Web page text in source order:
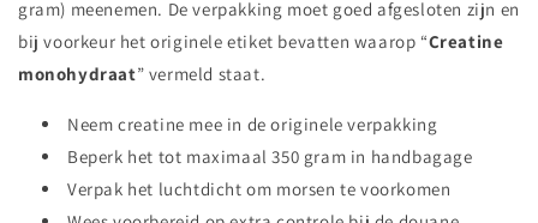
gram) meenemen. De verpakking moet goed afgesloten zijn en
bij voorkeur het originele etiket bevatten waarop “Creatine
monohydraat” vermeld staat.
Neem creatine mee in de originele verpakking
Beperk het tot maximaal 350 gram in handbagage
Verpak het luchtdicht om morsen te voorkomen